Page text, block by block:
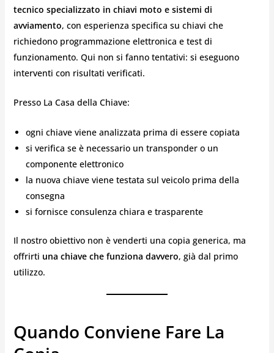
tecnico specializzato in chiavi moto e sistemi di
avviamento, con esperienza specifica su chiavi che
richiedono programmazione elettronica e test di
funzionamento. Qui non si fanno tentativi: si eseguono
interventi con risultati verificati.
Presso La Casa della Chiave:
ogni chiave viene analizzata prima di essere copiata
si verifica se è necessario un transponder o un
componente elettronico
la nuova chiave viene testata sul veicolo prima della
consegna
si fornisce consulenza chiara e trasparente
Il nostro obiettivo non è venderti una copia generica, ma
offrirti una chiave che funziona davvero, già dal primo
utilizzo.
Quando Conviene Fare La